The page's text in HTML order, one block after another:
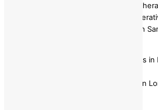
Vertretungen des Regimes nicht nur
Interessen vertreten; sie dienen als
Ausgangspunkte für die Umgehung von
Die Botschaft des iranischen Regimes in